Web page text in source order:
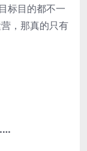
标目的都不一
，那真的只有